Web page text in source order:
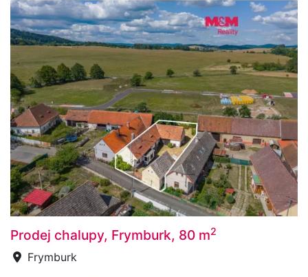
Prodej chalupy, Frymburk, 80 m2
Frymburk